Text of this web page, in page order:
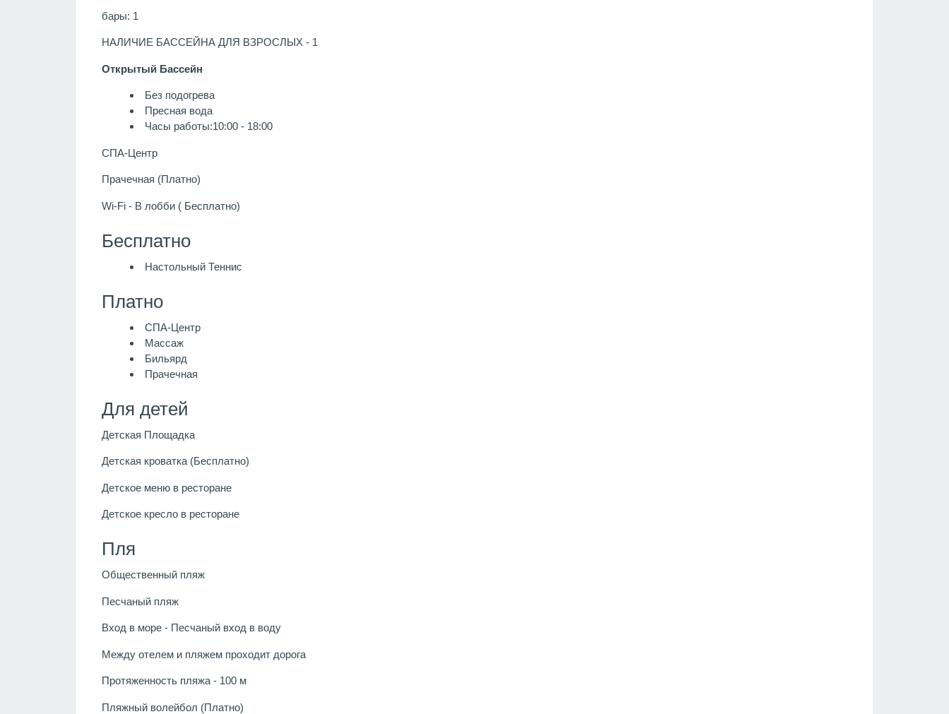
бары: 1
НАЛИЧИЕ БАССЕЙНА ДЛЯ ВЗРОСЛЫХ - 1
Открытый Бассейн
Без подогрева
Пресная вода
Часы работы:10:00 - 18:00
СПА-Центр
Прачечная (Платно)
Wi-Fi - В лобби ( Бесплатно)
Бесплатно
Настольный Теннис
Платно
СПА-Центр
Массаж
Бильярд
Прачечная
Для детей
Детская Площадка
Детская кроватка (Бесплатно)
Детское меню в ресторане
Детское кресло в ресторане
Пля
Общественный пляж
Песчаный пляж
Вход в море - Песчаный вход в воду
Между отелем и пляжем проходит дорога
Протяженность пляжа - 100 м
Пляжный волейбол (Платно)